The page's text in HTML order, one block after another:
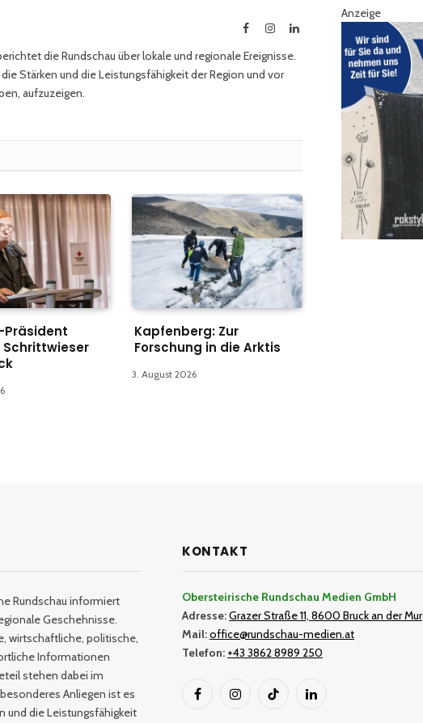
FacebookInstagramLinkedIn
die Rundschau über lokale und regionale Ereignisse.
Stärken und die Leistungsfähigkeit der Region und vor
aufzuzeigen.
Präsident
Schrittwieser
Kapfenberg: Zur
Forschung in die Arktis
3. August 2026
Anzeige
Rundschau informiert
Geschehnisse.
wirtschaftliche, politische,
Informationen
stehen dabei im
Anliegen ist es
und die Leistungsfähigkeit
KONTAKT
Obersteirische Rundschau Medien GmbH
Adresse:Grazer Straße 11, 8600 Bruck an der Mur
Mail:office@rundschau-medien.at
Telefon: +43 3862 8989 250
FacebookInstagramTikTok LinkedIn